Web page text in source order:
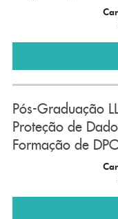
Pós-Graduação
Proteção de
Formação de